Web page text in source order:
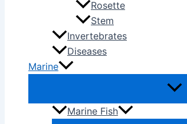
Rosette
Stem
Invertebrates
Diseases
Marine
Marine Fish